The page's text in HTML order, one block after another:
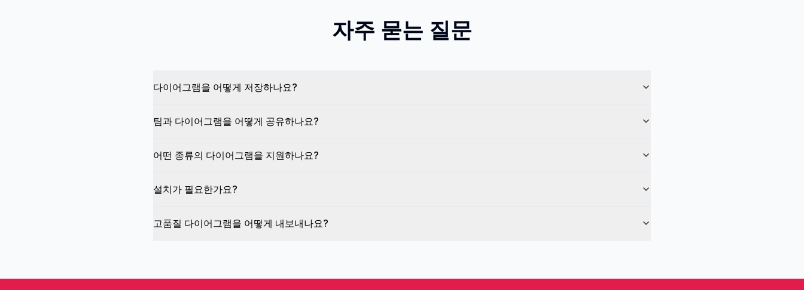
자주 묻는 질문
다이어그램을 어떻게 저장하나요?
팀과 다이어그램을 어떻게 공유하나요?
어떤 종류의 다이어그램을 지원하나요?
설치가 필요한가요?
고품질 다이어그램을 어떻게 내보내나요?